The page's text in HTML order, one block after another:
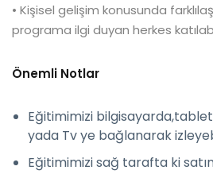
• Kişisel gelişim konusunda
programa ilgi duyan herkes
Önemli Notlar
Eğitimimizi
yada Tv ye bağlanarak
Eğitimimizi sağ tarafta ki